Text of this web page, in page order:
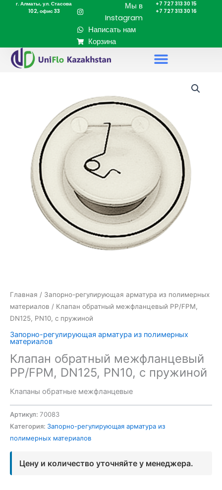
Перейтиг. Алматы, ул. Стасова
102, офис 33
Мы в
Instagram
Написать нам
Корзина
+7 727 313 30 15
+7 727 313 30 16
Главная / Запорно-регулирующая арматура из полимерных
материалов / Клапан обратный межфланцевый PP/FPM,
DN125, PN10, с пружиной
Запорно-регулирующая арматура из полимерных
материалов
Клапан обратный межфланцевый
PP/FPM, DN125, PN10, с пружиной
Клапаны обратные межфланцевые
Артикул: 70083
Категория: Запорно-регулирующая арматура из
полимерных материалов
Цену и количество уточняйте у менеджера.